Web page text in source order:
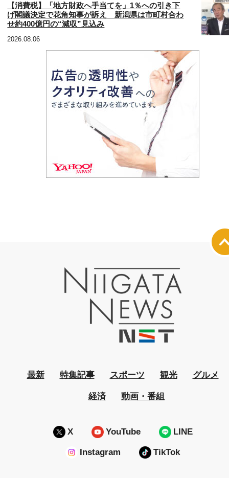
【消費税】「地方財政へ手当てを」1％への引き下
げ閣議決定で花角知事が訴え 新潟県は市町村合わ
せ約400億円の“減収”見込み
2026.08.06
最新 特集記事 スポーツ 観光 グルメ
経済 動画・番組
X YouTube LINE
Instagram TikTok